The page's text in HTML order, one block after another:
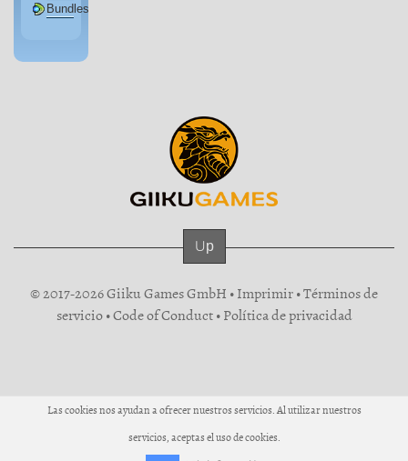
Bundles
Up
© 2017-2026 Giiku Games GmbH •Imprimir•Términos de
servicio•Code of Conduct•Política de privacidad
Las cookies nos ayudan a ofrecer nuestros servicios. Al utilizar nuestros
servicios, aceptas el uso de cookies.